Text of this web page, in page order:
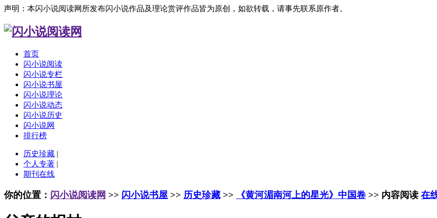
声明：本闪小说阅读网所发布闪小说作品及理论赏评作品皆为原创，如欲转载，请事先联系原作者。
首页
闪小说阅读
闪小说专栏
闪小说书屋
闪小说理论
闪小说动态
闪小说历史
闪小说网
排行榜
历史珍藏 |
个人专著 |
期刊在线
你的位置： 闪小说阅读网 >> 闪小说书屋 >> 历史珍藏 >> 《黄河湄南河上的星光》中国卷 >> 内容阅读 在